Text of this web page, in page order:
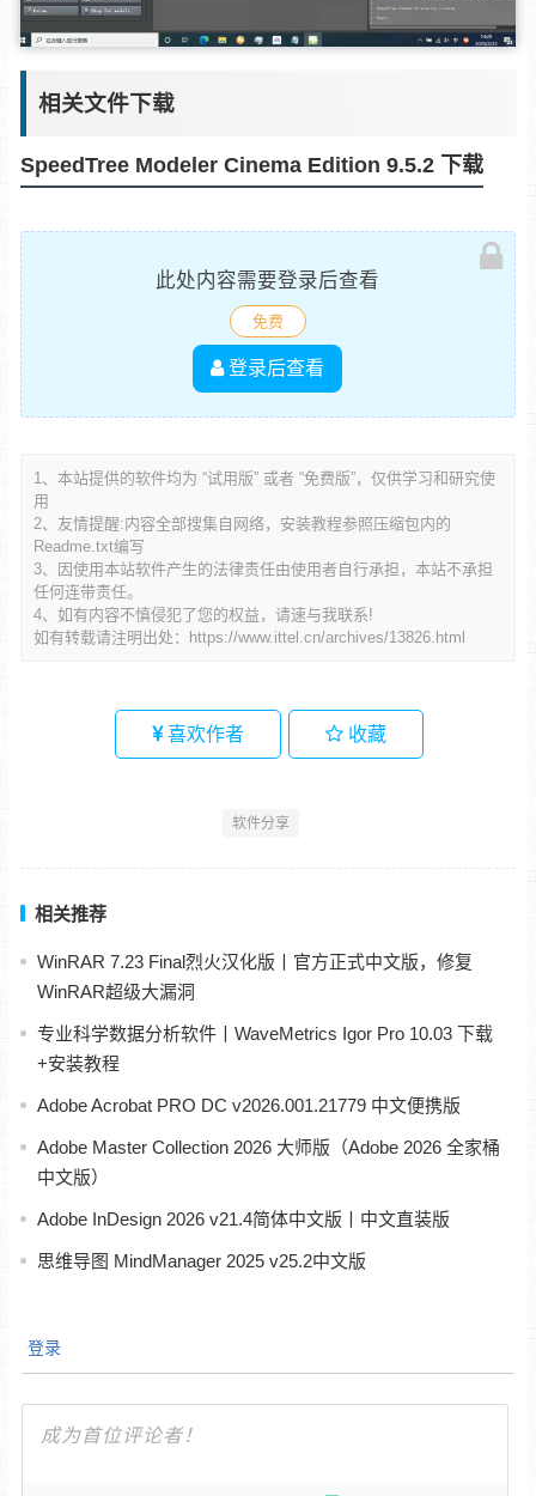
相关文件下载
SpeedTree Modeler Cinema Edition 9.5.2 下载
此处内容需要登录后查看
免费
登录后查看
1、本站提供的软件均为 “试用版” 或者 “免费版”，仅供学习和研究使
用
2、友情提醒:内容全部搜集自网络，安装教程参照压缩包内的
Readme.txt编写
3、因使用本站软件产生的法律责任由使用者自行承担，本站不承担
任何连带责任。
4、如有内容不慎侵犯了您的权益，请速与我联系!
如有转载请注明出处：
https://www.ittel.cn/archives/13826.html
喜欢作者 收藏
软件分享
相关推荐
WinRAR 7.23 Final烈火汉化版丨官方正式中文版，修复
WinRAR超级大漏洞
专业科学数据分析软件丨WaveMetrics Igor Pro 10.03 下载
+安装教程
Adobe Acrobat PRO DC v2026.001.21779 中文便携版
Adobe Master Collection 2026 大师版（Adobe 2026 全家桶
中文版）
Adobe InDesign 2026 v21.4简体中文版丨中文直装版
思维导图 MindManager 2025 v25.2中文版
登录